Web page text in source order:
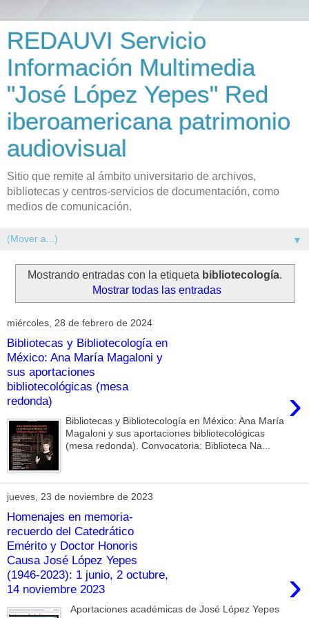
REDAUVI Servicio
Información Multimedia
"José López Yepes" Red
iberoamericana patrimonio
audiovisual
Sitio que remite al ámbito universitario de archivos,
bibliotecas y centros-servicios de documentación, como
medios de comunicación.
▼
Mostrando entradas con la etiqueta bibliotecología.
Mostrar todas las entradas
miércoles, 28 de febrero de 2024
Bibliotecas y Bibliotecología en
México: Ana María Magaloni y
sus aportaciones
bibliotecológicas (mesa
redonda)
›
Bibliotecas y Bibliotecología en México: Ana María
Magaloni y sus aportaciones bibliotecológicas
(mesa redonda). Convocatoria: Biblioteca Na...
jueves, 23 de noviembre de 2023
Homenajes en memoria-
recuerdo del Catedrático
Emérito y Doctor Honoris
Causa José López Yepes
(1946-2023): 1 junio, 2 octubre,
14 noviembre 2023
›
Aportaciones académicas de José López Yepes